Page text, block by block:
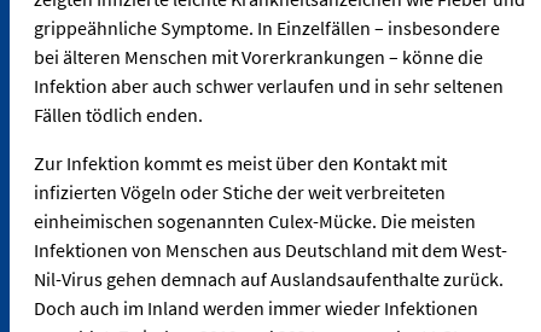
grippeähnliche Symptome. In Einzelfällen – insbesondere
bei älteren Menschen mit Vorerkrankungen – könne die
Infektion aber auch schwer verlaufen und in sehr seltenen
Fällen tödlich enden.
Zur Infektion kommt es meist über den Kontakt mit
infizierten Vögeln oder Stiche der weit verbreiteten
einheimischen sogenannten Culex-Mücke. Die meisten
Infektionen von Menschen aus Deutschland mit dem West-
Nil-Virus gehen demnach auf Auslandsaufenthalte zurück.
Doch auch im Inland werden immer wieder Infektionen